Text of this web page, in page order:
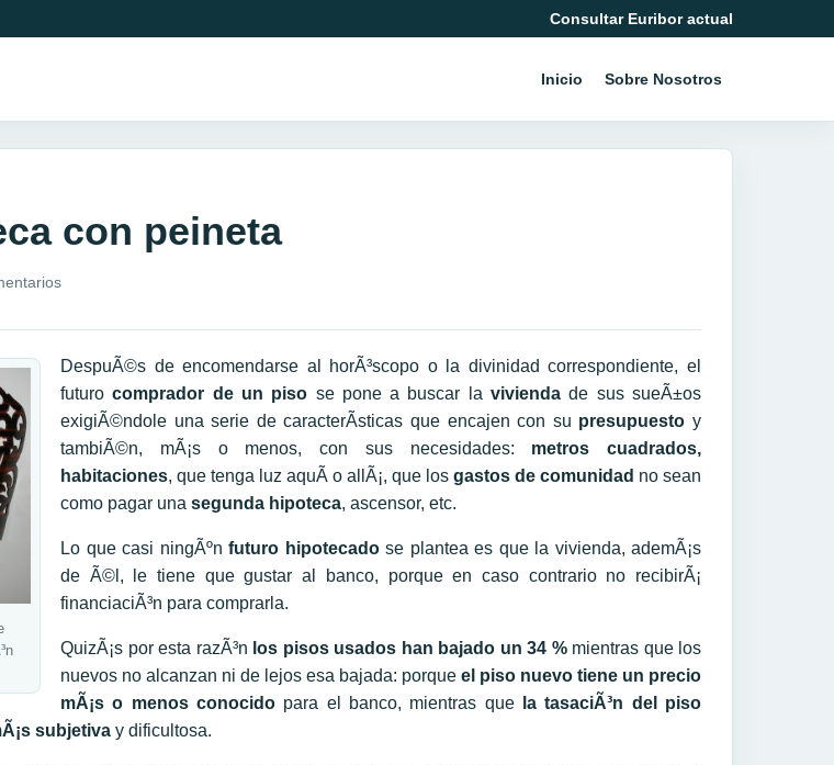
Consultar Euribor actual
Inicio Sobre Nosotros
con peineta
DespuÃ©s de encomendarse al horÃ³scopo o la divinidad correspondiente, el
futurocomprador de un piso se pone a buscar lavivienda de sus sueÃ±os
exigiÃ©ndole una serie de caracterÃ­sticas que encajen con su presupuesto y
tambiÃ©n, mÃ¡s o menos, con sus necesidades: metros cuadrados,
habitaciones, que tenga luz aquÃ­ o allÃ¡, que los gastos de comunidad no sean
como pagar una segunda hipoteca, ascensor, etc.
Lo que casi ningÃºn futuro hipotecadose plantea es que la vivienda, ademÃ¡s
de Ã©l, le tiene que gustar al banco, porque en caso contrario no recibirÃ¡
financiaciÃ³n para comprarla.
QuizÃ¡s por esta razÃ³n los pisos usados han bajado un 34 %mientras que los
nuevos no alcanzan ni de lejos esa bajada: porque el piso nuevo tiene un precio
mÃ¡s o menos conocido para el banco, mientras quela tasaciÃ³n del piso
subjetiva y dificultosa.